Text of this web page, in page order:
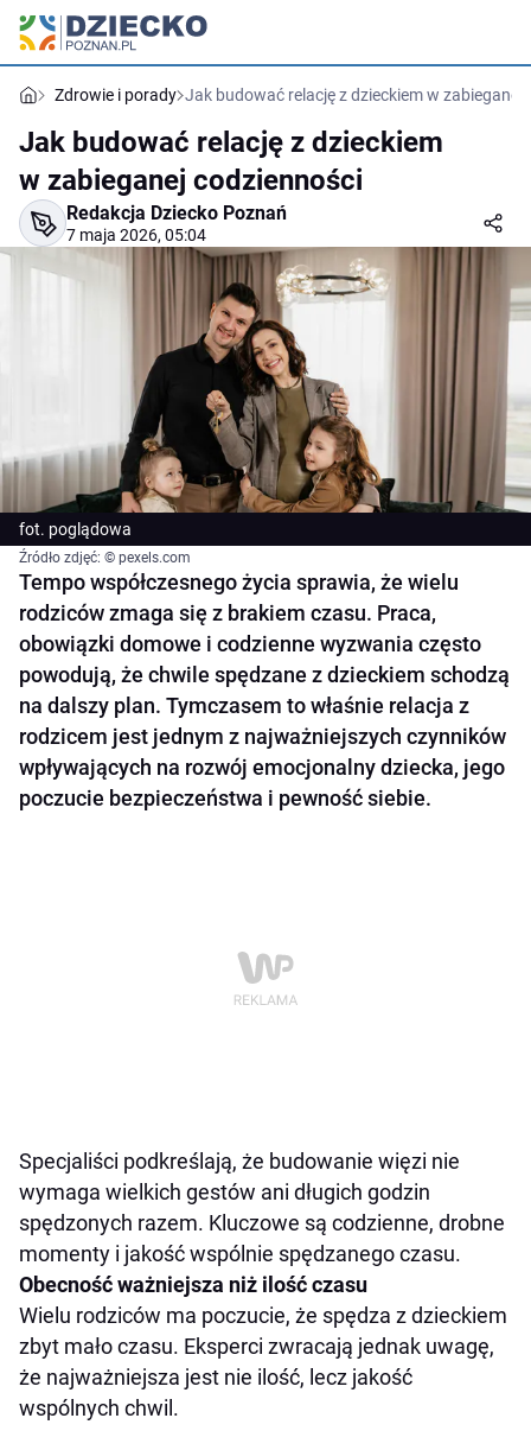
Zdrowie i porady Jak budować relację z dzieckiem w zabieganej
Jak budować relację z dzieckiem
w zabieganej codzienności
Redakcja Dziecko Poznań
7 maja 2026, 05:04
fot. poglądowa
Źródło zdjęć: © pexels.com
Tempo współczesnego życia sprawia, że wielu
rodziców zmaga się z brakiem czasu. Praca,
obowiązki domowe i codzienne wyzwania często
powodują, że chwile spędzane z dzieckiem schodzą
na dalszy plan. Tymczasem to właśnie relacja z
rodzicem jest jednym z najważniejszych czynników
wpływających na rozwój emocjonalny dziecka, jego
poczucie bezpieczeństwa i pewność siebie.
Specjaliści podkreślają, że budowanie więzi nie
wymaga wielkich gestów ani długich godzin
spędzonych razem. Kluczowe są codzienne, drobne
momenty i jakość wspólnie spędzanego czasu.
Obecność ważniejsza niż ilość czasu
Wielu rodziców ma poczucie, że spędza z dzieckiem
zbyt mało czasu. Eksperci zwracają jednak uwagę,
że najważniejsza jest nie ilość, lecz jakość
wspólnych chwil.